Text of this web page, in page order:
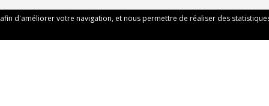
d'améliorer votre navigation, et nous permettre de réaliser des